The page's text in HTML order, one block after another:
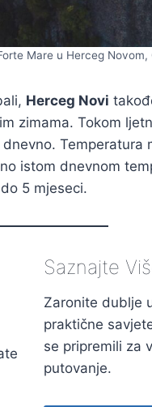
Mare u Herceg Novom,
Herceg Novi
zimama. Tokom
Temperatura
istom dnevnom
5 mjeseci.
Saznajte
Zaronite dublje
praktične
se pripremili za
putovanje.